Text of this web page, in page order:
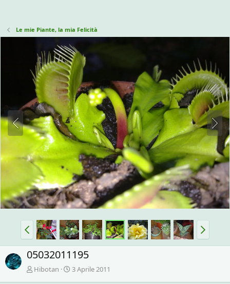
Le mie Piante, la mia Felicità
05032011195
Hibotan 3 Aprile 2011